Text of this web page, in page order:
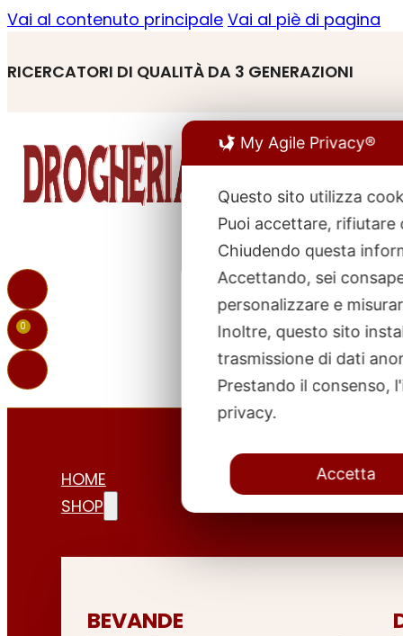
Vai al contenuto principale Vai al piè di pagina
RICERCATORI DI QUALITÀ DA 3 GENERAZIONI
0
HOME
SHOP
BEVANDE
My Agile Privacy®
Questo sito utilizza
Puoi accettare, rifiutare
Chiudendo questa
Accettando, sei
personalizzare e
Inoltre, questo sito
trasmissione di dati
Prestando il consenso,
privacy.
Accetta